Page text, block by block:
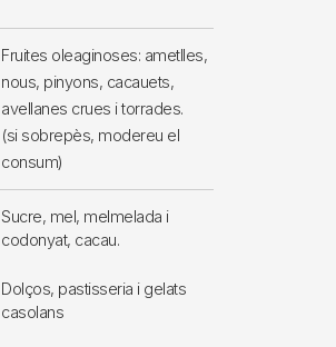
Fruites oleaginoses: ametlles,
nous, pinyons, cacauets,
avellanes crues i torrades.
(si sobrepès, modereu el
consum)
Sucre, mel, melmelada i
codonyat, cacau.
Dolços, pastisseria i gelats
casolans